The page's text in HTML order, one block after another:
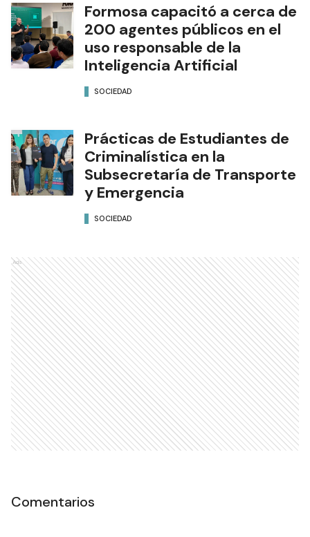
SOCIEDAD
Formosa capacitó a cerca de
200 agentes públicos en el
uso responsable de la
SOCIEDAD
Prácticas de Estudiantes de
Criminalística en la
Subsecretaría de Transporte
SOCIEDAD
Ads